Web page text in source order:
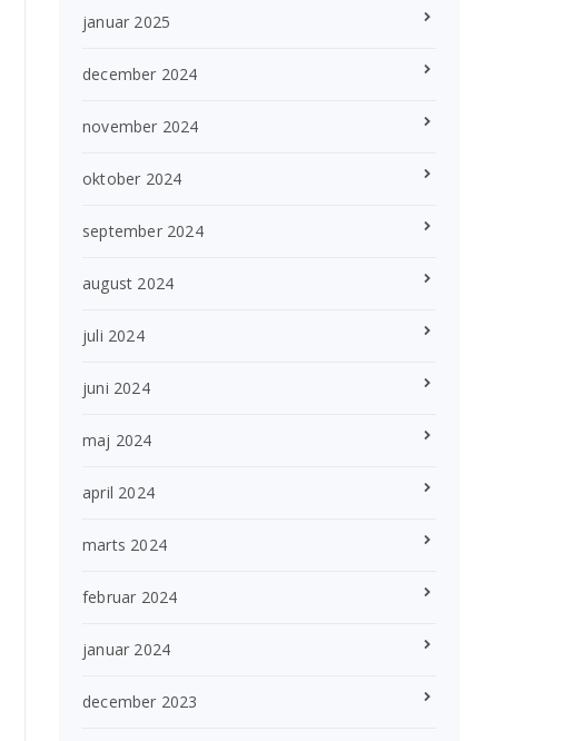
januar 2025
december 2024
november 2024
oktober 2024
september 2024
august 2024
juli 2024
juni 2024
maj 2024
april 2024
marts 2024
februar 2024
januar 2024
december 2023